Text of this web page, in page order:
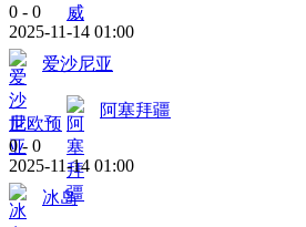
0 - 0
2025-11-14 01:00
爱沙尼亚
世欧预
阿塞拜疆
0 - 0
2025-11-14 01:00
冰岛